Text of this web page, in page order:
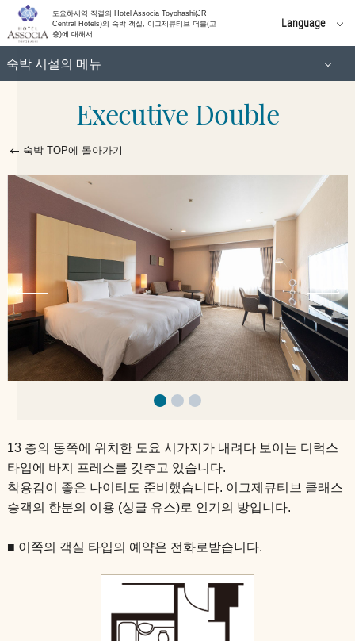
도요하시역 직결의 Hotel Associa Toyohashi(JR
Central Hotels)의 숙박 객실, 이그제큐티브 더블(고
층)에 대해서
Language
일본어
숙박 시설의 메뉴
스탠다드 더블
모더레이트 더블
이그제큐티브 더블
(고층)
유니버설 트윈
슈페리어 트윈
일양실
일본식 객실
스위트
(고층)
스탠다드 트윈
유니버설 트윈
슈페리어 트윈
슈페리어 트리플
일본식 객실
스위트
Executive Double
숙박 TOP에 돌아가기
13 층의 동쪽에 위치한 도요 시가지가 내려다 보이는 디럭스
타입에 바지 프레스를 갖추고 있습니다.
착용감이 좋은 나이티도 준비했습니다. 이그제큐티브 클래스
승객의 한분의 이용 (싱글 유스)로 인기의 방입니다.
■ 이쪽의 객실 타입의 예약은 전화로받습니다.